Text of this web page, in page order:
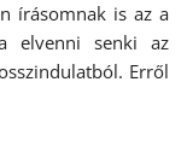
írásomnak is az a
elvenni senki az
Erről